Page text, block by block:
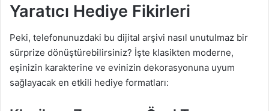
Yaratıcı Hediye Fikirleri
Peki, telefonunuzdaki bu dijital arşivi nasıl unutulmaz bir
sürprize dönüştürebilirsiniz? İşte klasikten moderne,
eşinizin karakterine ve evinizin dekorasyonuna uyum
sağlayacak en etkili hediye formatları: